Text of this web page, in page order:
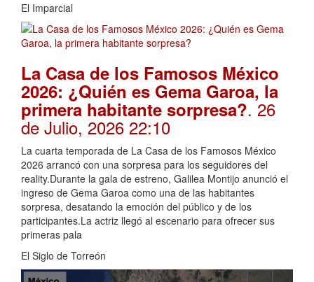
El Imparcial
La Casa de los Famosos México
2026: ¿Quién es Gema Garoa, la
primera habitante sorpresa?. 26
de Julio, 2026 22:10
La cuarta temporada de La Casa de los Famosos México
2026 arrancó con una sorpresa para los seguidores del
reality.Durante la gala de estreno, Galilea Montijo anunció el
ingreso de Gema Garoa como una de las habitantes
sorpresa, desatando la emoción del público y de los
participantes.La actriz llegó al escenario para ofrecer sus
primeras pala
El Siglo de Torreón